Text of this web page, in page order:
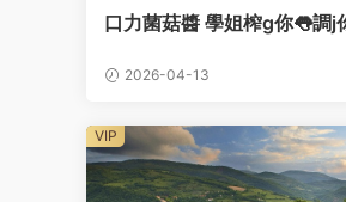
口力菌菇醬 學姐榨g你👅調j
2026-04-13
VIP